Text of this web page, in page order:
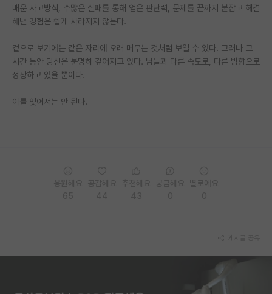
배운 사고방식, 수많은 실패를 통해 얻은 판단력, 문제를 끝까지 붙잡고 해결
해낸 경험은 쉽게 사라지지 않는다.
겉으로 보기에는 같은 자리에 오래 머무는 것처럼 보일 수 있다. 그러나 그
시간 동안 당신은 분명히 깊어지고 있다. 남들과 다른 속도로, 다른 방향으로
성장하고 있을 뿐이다.
이를 잊어서는 안 된다.